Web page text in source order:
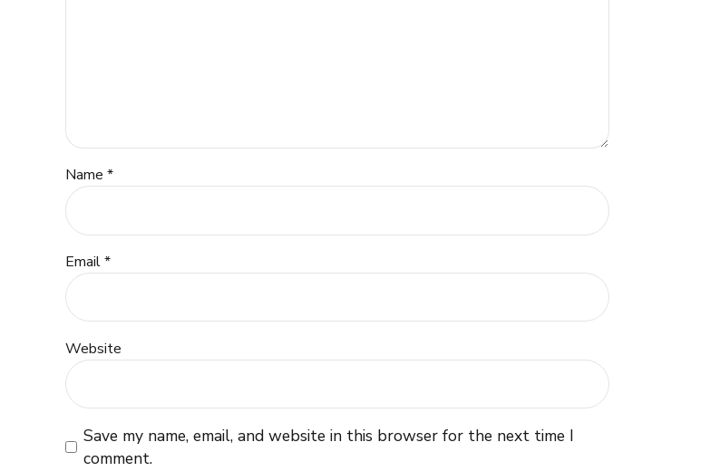
Name *
Email *
Website
Save my name, email, and website in this browser for the next time I
comment.